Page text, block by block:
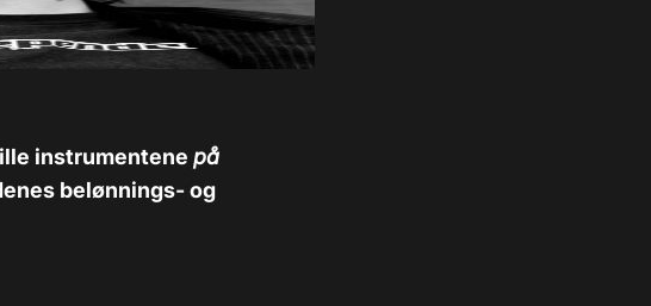
instrumentene på
belønnings- og